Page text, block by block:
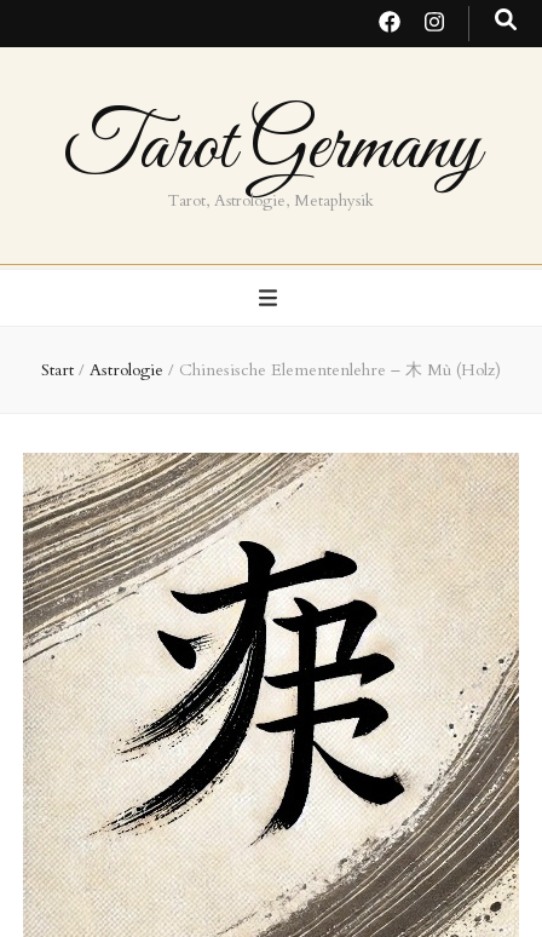
Tarot Germany
Tarot, Astrologie, Metaphysik
Start / Astrologie / Chinesische Elementenlehre – 木 Mù (Holz)